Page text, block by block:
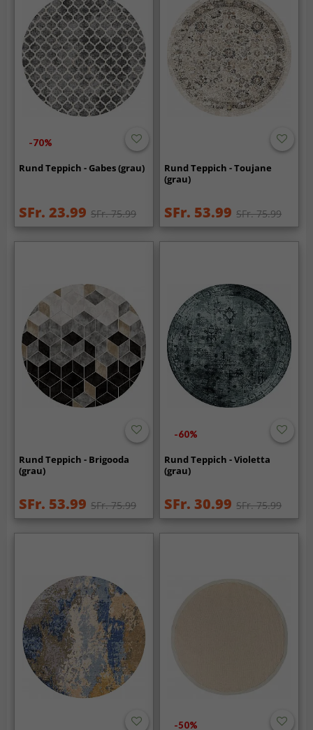
-70%
Rund Teppich - Gabes (grau)
SFr. 23.99 SFr. 75.99
Rund Teppich - Toujane
(grau)
SFr. 53.99 SFr. 75.99
Rund Teppich - Brigooda
(grau)
SFr. 53.99 SFr. 75.99
-60%
Rund Teppich - Violetta
(grau)
SFr. 30.99 SFr. 75.99
-50%